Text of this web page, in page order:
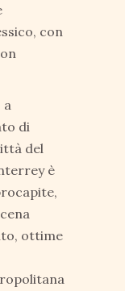
con
di
del
è
ottime